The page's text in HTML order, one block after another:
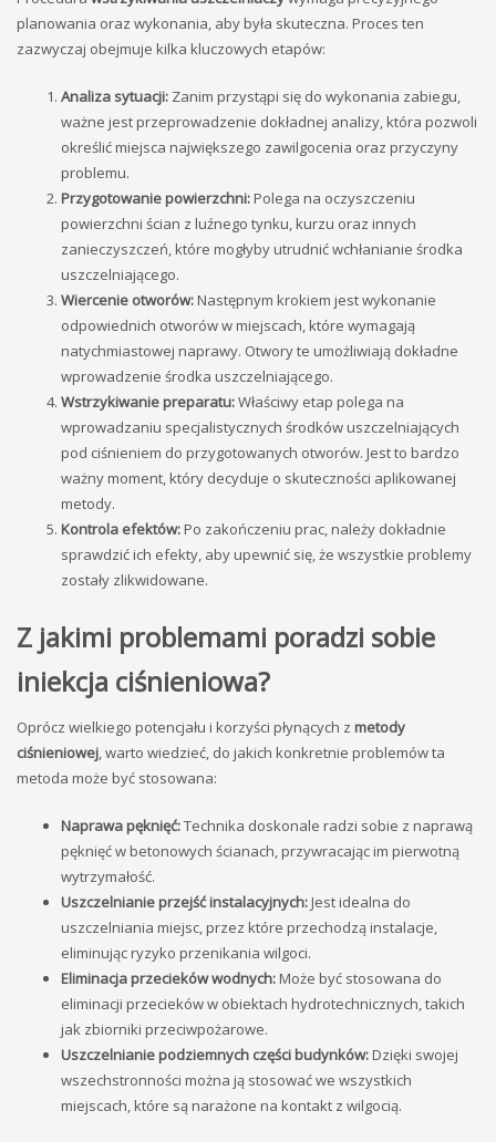
planowania oraz wykonania, aby była skuteczna. Proces ten
zazwyczaj obejmuje kilka kluczowych etapów:
Analiza sytuacji: Zanim przystąpi się do wykonania zabiegu,
ważne jest przeprowadzenie dokładnej analizy, która pozwoli
określić miejsca największego zawilgocenia oraz przyczyny
problemu.
Przygotowanie powierzchni:Polega na oczyszczeniu
powierzchni ścian z luźnego tynku, kurzu oraz innych
zanieczyszczeń, które mogłyby utrudnić wchłanianie środka
uszczelniającego.
Wiercenie otworów:Następnym krokiem jest wykonanie
odpowiednich otworów w miejscach, które wymagają
natychmiastowej naprawy. Otwory te umożliwiają dokładne
wprowadzenie środka uszczelniającego.
Wstrzykiwanie preparatu:Właściwy etap polega na
wprowadzaniu specjalistycznych środków uszczelniających
pod ciśnieniem do przygotowanych otworów. Jest to bardzo
ważny moment, który decyduje o skuteczności aplikowanej
metody.
Kontrola efektów:Po zakończeniu prac, należy dokładnie
sprawdzić ich efekty, aby upewnić się, że wszystkie problemy
zostały zlikwidowane.
Z jakimi problemami poradzi sobie
iniekcja ciśnieniowa?
Oprócz wielkiego potencjału i korzyści płynących z metody
ciśnieniowej, warto wiedzieć, do jakich konkretnie problemów ta
metoda może być stosowana:
Naprawa pęknięć:Technika doskonale radzi sobie z naprawą
pęknięć w betonowych ścianach, przywracając im pierwotną
wytrzymałość.
Uszczelnianie przejść instalacyjnych:Jest idealna do
uszczelniania miejsc, przez które przechodzą instalacje,
eliminując ryzyko przenikania wilgoci.
Eliminacja przecieków wodnych:Może być stosowana do
eliminacji przecieków w obiektach hydrotechnicznych, takich
jak zbiorniki przeciwpożarowe.
Uszczelnianie podziemnych części budynków:Dzięki swojej
wszechstronności można ją stosować we wszystkich
miejscach, które są narażone na kontakt z wilgocią.